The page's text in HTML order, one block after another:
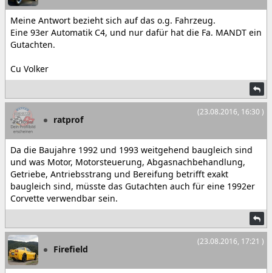
Meine Antwort bezieht sich auf das o.g. Fahrzeug.
Eine 93er Automatik C4, und nur dafür hat die Fa. MANDT ein
Gutachten.
Cu Volker
(23.08.2016, 16:30 )
ratprof
Da die Baujahre 1992 und 1993 weitgehend baugleich sind
und was Motor, Motorsteuerung, Abgasnachbehandlung,
Getriebe, Antriebsstrang und Bereifung betrifft exakt
baugleich sind, müsste das Gutachten auch für eine 1992er
Corvette verwendbar sein.
(23.08.2016, 17:21 )
Firefield